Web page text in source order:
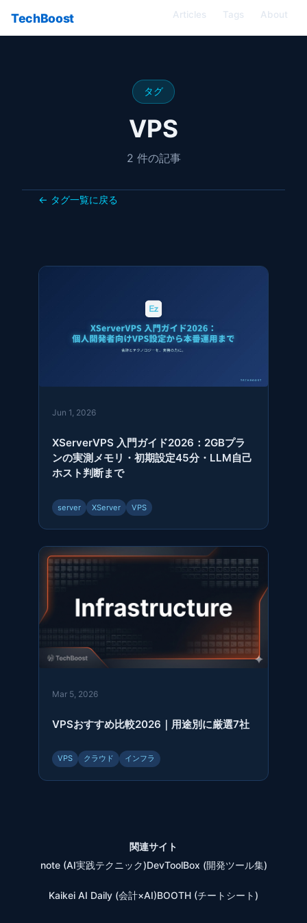
TechBoost Articles Tags About
タグ
VPS
2 件の記事
← タグ一覧に戻る
Jun 1, 2026
XServerVPS 入門ガイド2026：2GBプラ
ンの実測メモリ・初期設定45分・LLM自己
ホスト判断まで
server XServer VPS
Mar 5, 2026
VPSおすすめ比較2026｜用途別に厳選7社
VPS クラウド インフラ
関連サイト
note (AI実践テクニック)DevToolBox (開発ツール集)
Kaikei AI Daily (会計×AI)BOOTH (チートシート)